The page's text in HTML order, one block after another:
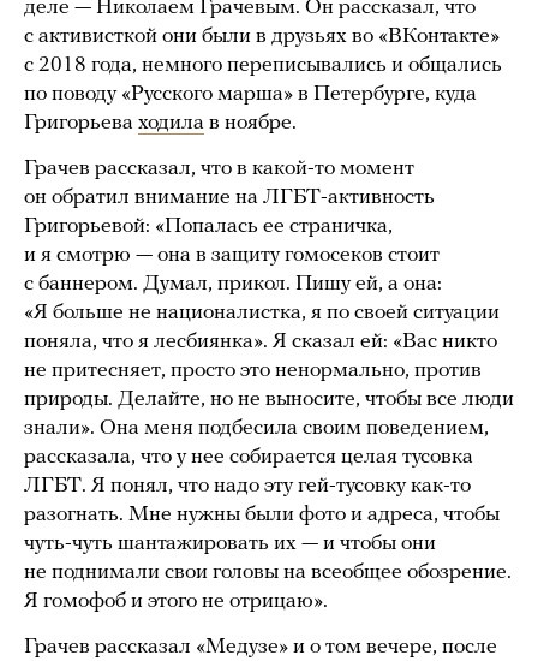
деле — Николаем Грачевым. Он рассказал, что
с активисткой они были в друзьях во «ВКонтакте»
с 2018 года, немного переписывались и общались
по поводу «Русского марша» в Петербурге, куда
Григорьева ходила в ноябре.
Грачев рассказал, что в какой-то момент
он обратил внимание на ЛГБТ-активность
Григорьевой: «Попалась ее страничка,
и я смотрю — она в защиту гомосеков стоит
с баннером. Думал, прикол. Пишу ей, а она:
«Я больше не националистка, я по своей ситуации
поняла, что я лесбиянка». Я сказал ей: «Вас никто
не притесняет, просто это ненормально, против
природы. Делайте, но не выносите, чтобы все люди
знали». Она меня подбесила своим поведением,
рассказала, что у нее собирается целая тусовка
ЛГБТ. Я понял, что надо эту гей-тусовку как-то
разогнать. Мне нужны были фото и адреса, чтобы
чуть-чуть шантажировать их — и чтобы они
не поднимали свои головы на всеобщее обозрение.
Я гомофоб и этого не отрицаю».
Грачев рассказал «Медузе» и о том вечере, после